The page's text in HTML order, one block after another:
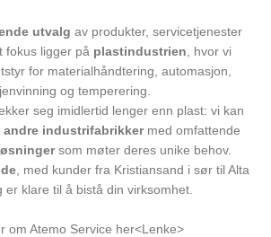
utvalg av produkter, servicetjenester
fokus ligger på plastindustrien , hvor vi
for materialhåndtering, automasjon,
og temperering.
seg imidlertid lenger enn plast: vi kan
andre industrifabrikkermed omfattende
som møter deres unike behov.
, med kunder fra Kristiansand i sør til Alta
er klare til å bistå din virksomhet.
om Atemo Service her<Lenke>